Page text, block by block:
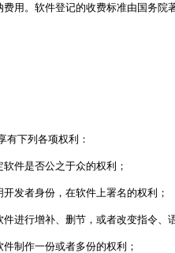
费用。软件登记的收费标准由国务
有下列各项权利：
软件是否公之于众的权利；
开发者身份，在软件上署名的权利；
件进行增补、删节，或者改变指令、
件制作一份或者多份的权利；